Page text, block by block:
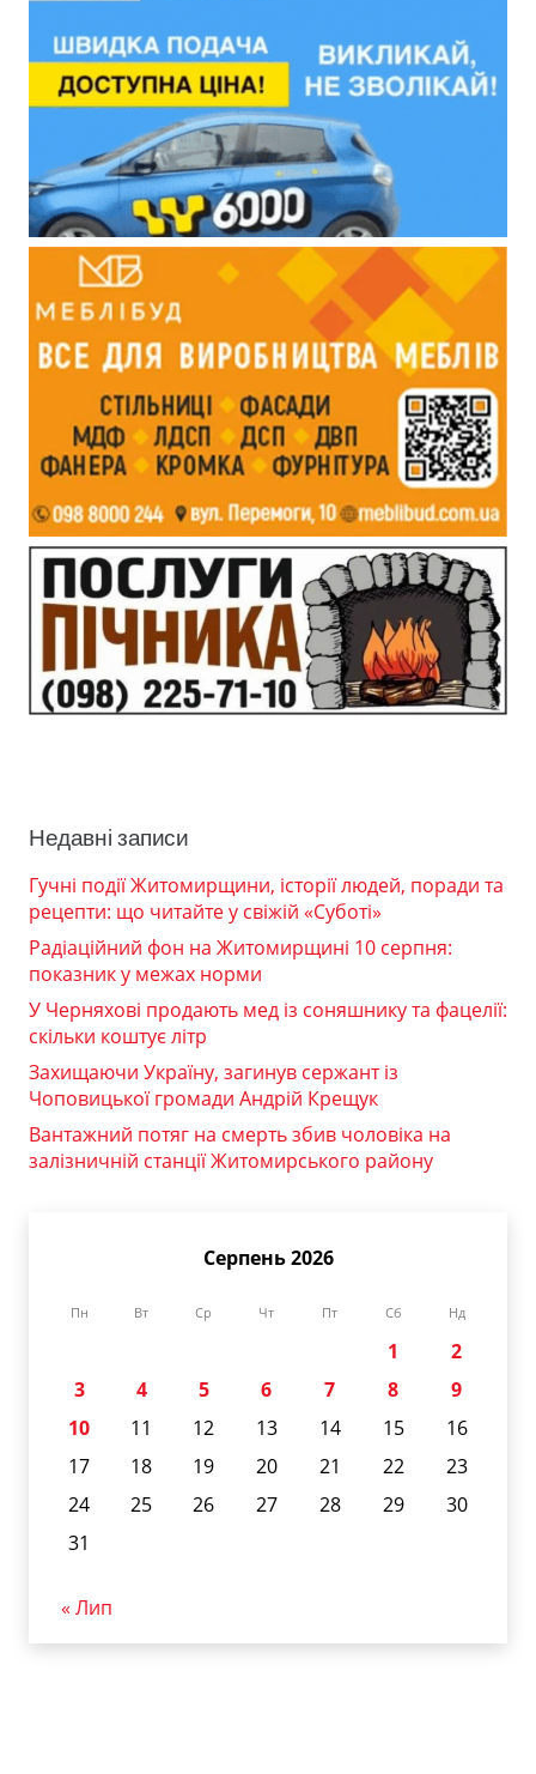
Недавні записи
Гучні події Житомирщини, історії людей, поради та
рецепти: що читайте у свіжій «Суботі»
Радіаційний фон на Житомирщині 10 серпня:
показник у межах норми
У Черняхові продають мед із соняшнику та фацелії:
скільки коштує літр
Захищаючи Україну, загинув сержант із
Чоповицької громади Андрій Крещук
Вантажний потяг на смерть збив чоловіка на
залізничній станції Житомирського району
Серпень 2026
Пн Вт Ср Чт Пт Сб Нд
1
2
3
4 5 6 7 8
9
10
11 12 13 14 15
16
17
18 19 20 21 22
23
24
25 26 27 28 29
30
31
« Лип